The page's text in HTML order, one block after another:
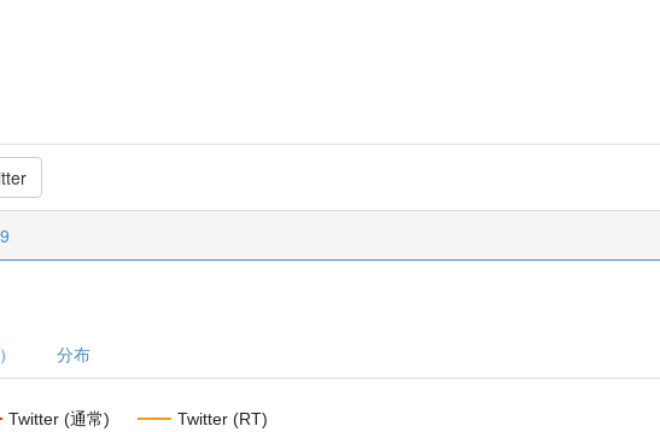
分布
Twitter (通常) Twitter (RT)